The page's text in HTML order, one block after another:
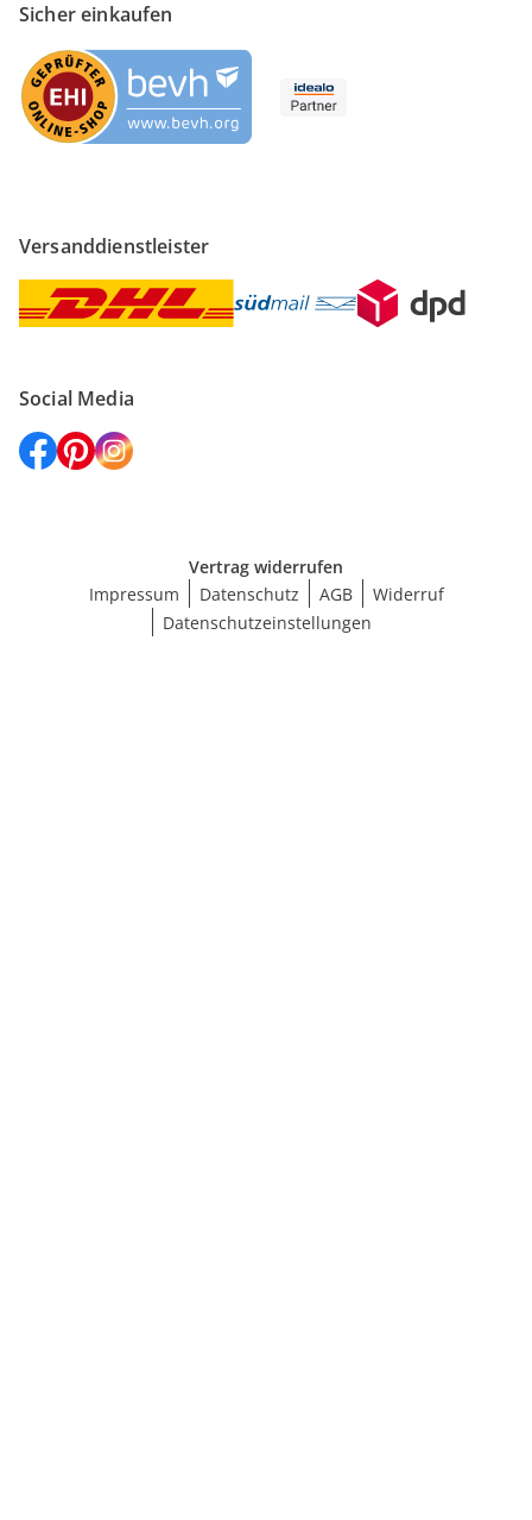
Sicher einkaufen
Versanddienstleister
Social Media
Vertrag widerrufen
Impressum
Datenschutz AGB
Widerruf
Datenschutzeinstellungen